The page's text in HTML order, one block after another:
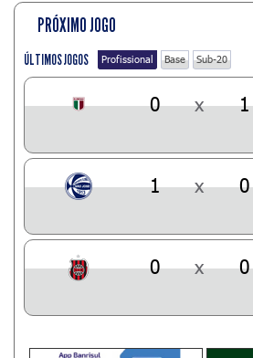
PRÓXIMO JOGO
ÚLTIMOS JOGOS Profissional Base Sub-20
0 x 1
1 x 0
0 x 0